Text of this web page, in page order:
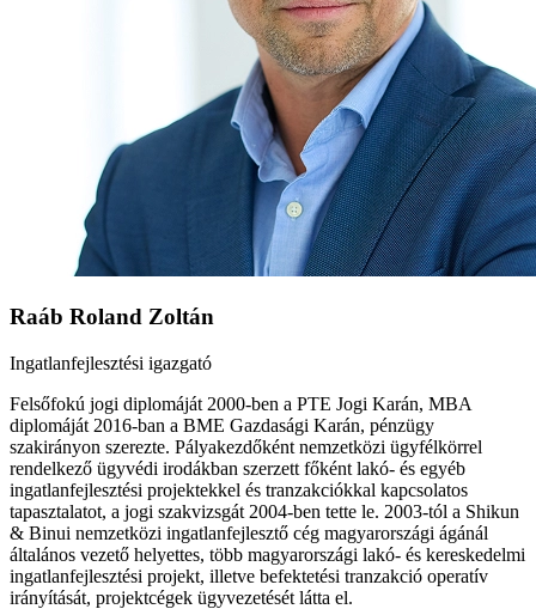
Raáb Roland Zoltán
Ingatlanfejlesztési igazgató
Felsőfokú jogi diplomáját 2000-ben a PTE Jogi Karán, MBA
diplomáját 2016-ban a BME Gazdasági Karán, pénzügy
szakirányon szerezte. Pályakezdőként nemzetközi ügyfélkörrel
rendelkező ügyvédi irodákban szerzett főként lakó- és egyéb
ingatlanfejlesztési projektekkel és tranzakciókkal kapcsolatos
tapasztalatot, a jogi szakvizsgát 2004-ben tette le. 2003-tól a Shikun
& Binui nemzetközi ingatlanfejlesztő cég magyarországi ágánál
általános vezető helyettes, több magyarországi lakó- és kereskedelmi
ingatlanfejlesztési projekt, illetve befektetési tranzakció operatív
irányítását, projektcégek ügyvezetését látta el.